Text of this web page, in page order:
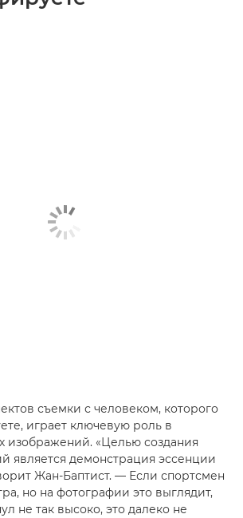
съемки с человеком, которого
играет ключевую роль в
изображений. «Целью создания
является демонстрация эссенции
Жан-Баптист. — Если спортсмен
но на фотографии это выглядит,
не так высоко, это далеко не